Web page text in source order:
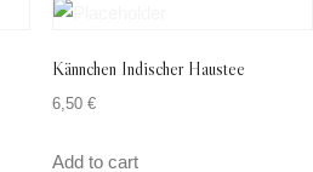
Kännchen Indischer Haustee
6,50 €
Add to cart